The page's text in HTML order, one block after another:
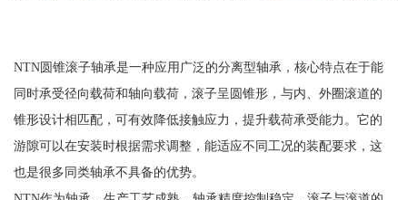
NTN圆锥滚子轴承是一种应用广泛的分离型轴承，核心特点在于能
同时承受径向载荷和轴向载荷，滚子呈圆锥形，与内、外圈滚道的
锥形设计相匹配，可有效降低接触应力，提升载荷承受能力。它的
游隙可以在安装时根据需求调整，能适应不同工况的装配要求，这
也是很多同类轴承不具备的优势。